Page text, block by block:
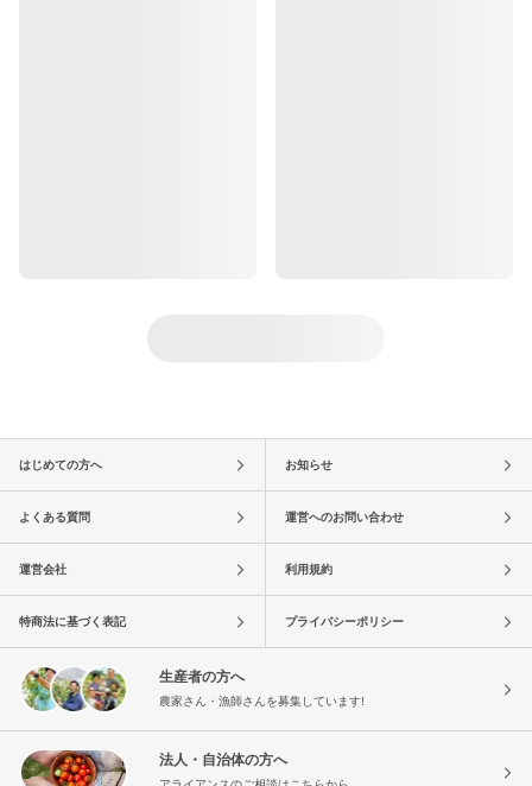
はじめての方へ お知らせ
よくある質問 運営へのお問い合わせ
運営会社 利用規約
特商法に基づく表記 プライバシーポリシー
生産者の方へ
農家さん・漁師さんを募集しています!
法人・自治体の方へ